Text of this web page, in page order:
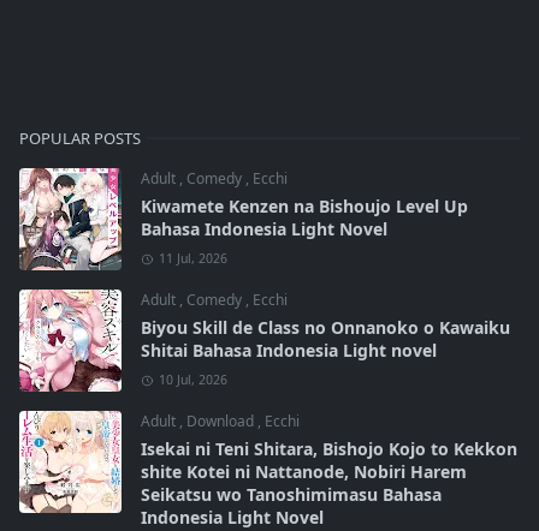
POPULAR POSTS
Adult , Comedy , Ecchi
Kiwamete Kenzen na Bishoujo Level Up
Bahasa Indonesia Light Novel
11 Jul, 2026
Adult , Comedy , Ecchi
Biyou Skill de Class no Onnanoko o Kawaiku
Shitai Bahasa Indonesia Light novel
10 Jul, 2026
Adult , Download , Ecchi
Isekai ni Teni Shitara, Bishojo Kojo to Kekkon
shite Kotei ni Nattanode, Nobiri Harem
Seikatsu wo Tanoshimimasu Bahasa
Indonesia Light Novel